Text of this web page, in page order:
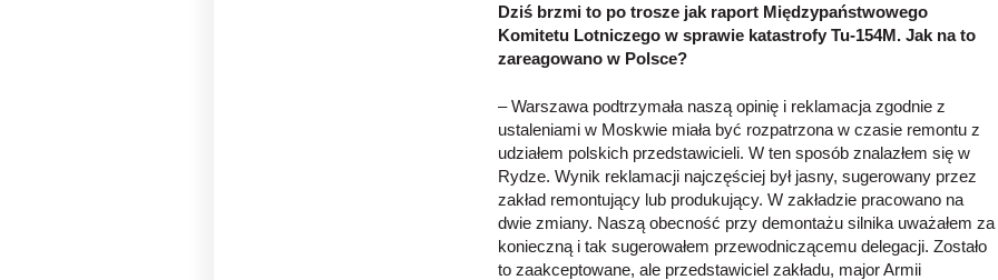
Dziś brzmi to po trosze jak raport Międzypaństwowego
Komitetu Lotniczego w sprawie katastrofy Tu-154M. Jak na to
zareagowano w Polsce?
– Warszawa podtrzymała naszą opinię i reklamacja zgodnie z
ustaleniami w Moskwie miała być rozpatrzona w czasie remontu z
udziałem polskich przedstawicieli. W ten sposób znalazłem się w
Rydze. Wynik reklamacji najczęściej był jasny, sugerowany przez
zakład remontujący lub produkujący. W zakładzie pracowano na
dwie zmiany. Naszą obecność przy demontażu silnika uważałem za
konieczną i tak sugerowałem przewodniczącemu delegacji. Zostało
to zaakceptowane, ale przedstawiciel zakładu, major Armii